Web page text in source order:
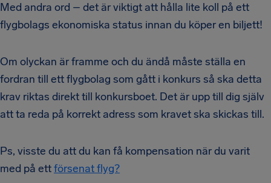
Med andra ord – det är viktigt att hålla lite koll på ett
flygbolags ekonomiska status innan du köper en biljett!
Om olyckan är framme och du ändå måste ställa en
fordran till ett flygbolag som gått i konkurs så ska detta
krav riktas direkt till konkursboet. Det är upp till dig själv
att ta reda på korrekt adress som kravet ska skickas till.
Ps, visste du att du kan få kompensation när du varit
med på ettförsenat flyg?